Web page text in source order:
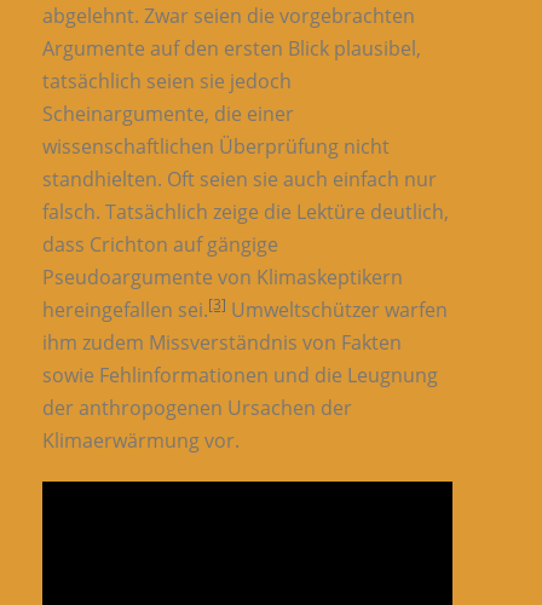
abgelehnt. Zwar seien die vorgebrachten
Argumente auf den ersten Blick plausibel,
tatsächlich seien sie jedoch
Scheinargumente, die einer
wissenschaftlichen Überprüfung nicht
standhielten. Oft seien sie auch einfach nur
falsch. Tatsächlich zeige die Lektüre deutlich,
dass Crichton auf gängige
Pseudoargumente von Klimaskeptikern
hereingefallen sei.[3] Umweltschützer warfen
ihm zudem Missverständnis von Fakten
sowie Fehlinformationen und die Leugnung
der anthropogenen Ursachen der
Klimaerwärmung vor.